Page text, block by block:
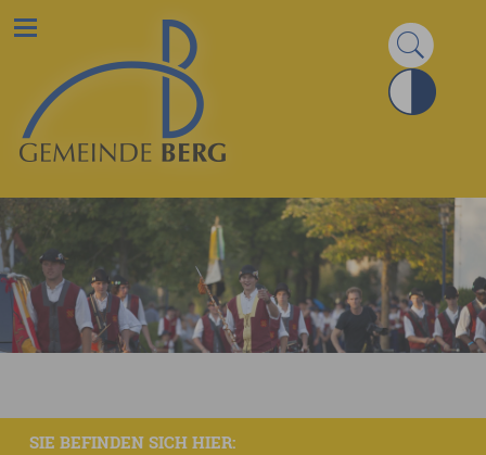
SIE BEFINDEN SICH HIER: